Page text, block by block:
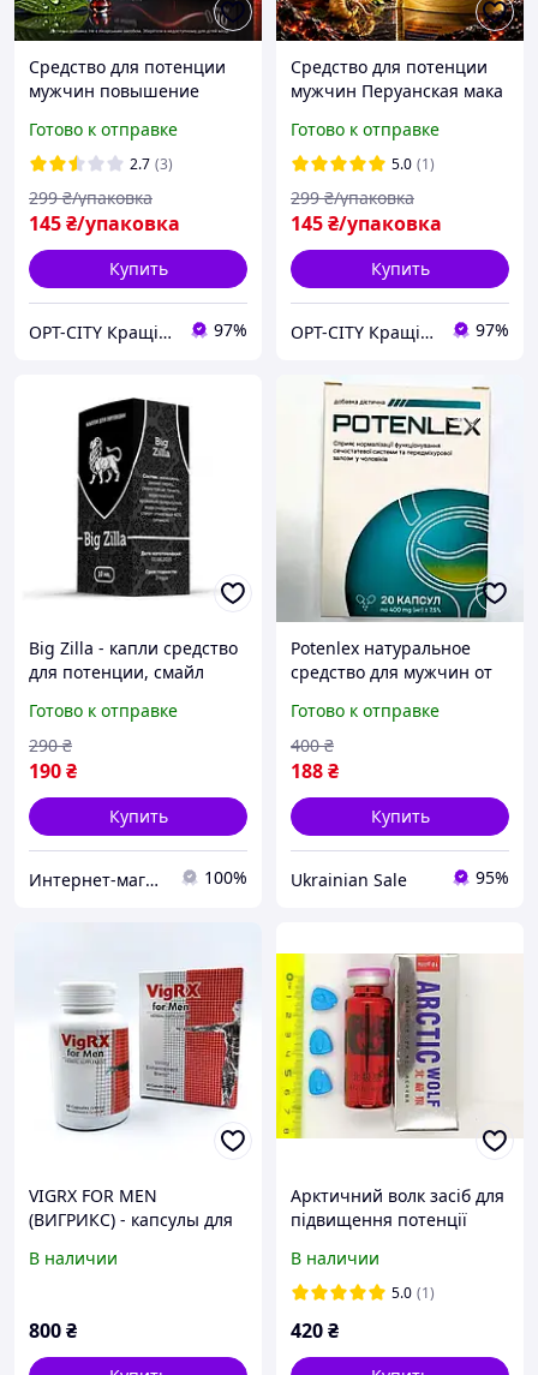
Средство для потенции
мужчин повышение
выносливости Ero Sen
капсулы для мужской
силы поддержка энергии
Готово к отправке
2.7 (3)
145₴/упаковка
299 ₴/упаковка
Купить
OPT-CITY Кращі ціни в інтернеті 97%
Средство для потенции
мужчин Перуанская мака
выносливости тонуса
природный комплекс
Готово к отправке
5.0 (1)
145₴/упаковка
299 ₴/упаковка
Купить
OPT-CITY Кращі ціни в інтернеті 97%
Big Zilla - капли средство
для потенции, смайл
Готово к отправке
190₴
290 ₴
Купить
Интернет-магазин "Smile" 100%
Potenlex натуральное
средство для мужчин от
Готово к отправке
188₴
400 ₴
Купить
Ukrainian Sale 95%
VIGRX FOR MEN
(ВИГРИКС) - капсулы для
В наличии
800₴
Арктичний волк засіб для
підвищення потенції
для потенції СВІЖИЙ-
ДІЮЧИЙ ПРЕПАРАТ
В наличии
5.0 (1)
420₴